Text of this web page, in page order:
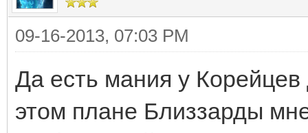
09-16-2013, 07:03 PM
Да есть мания у
этом плане Близзарды